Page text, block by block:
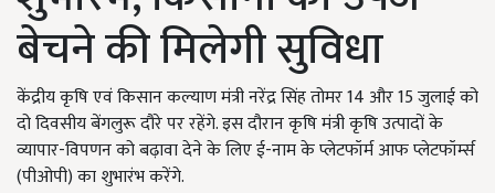
बेचने की मिलेगी सुविधा
केंद्रीय कृषि एवं किसान कल्याण मंत्री नरेंद्र सिंह तोमर 14 और 15 जुलाई को
दो दिवसीय बेंगलुरू दौरे पर रहेंगे. इस दौरान कृषि मंत्री कृषि उत्पादों के
व्यापार-विपणन को बढ़ावा देने के लिए ई-नाम के प्लेटफॉर्म आफ प्लेटफॉर्म्स
(पीओपी) का शुभारंभ करेंगे.